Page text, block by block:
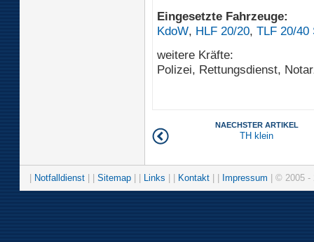
Eingesetzte Fahrzeuge:
KdoW, HLF 20/20, TLF 20/40
weitere Kräfte:
Polizei, Rettungsdienst,
NAECHSTER ARTIKEL
TH klein
Notfalldienst Sitemap Links Kontakt Impressum | © 2005 -